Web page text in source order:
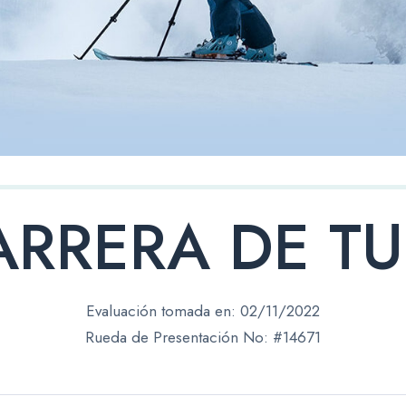
DE
Evaluación tomada en: 02/11/2022
Rueda de Presentación No: #14671